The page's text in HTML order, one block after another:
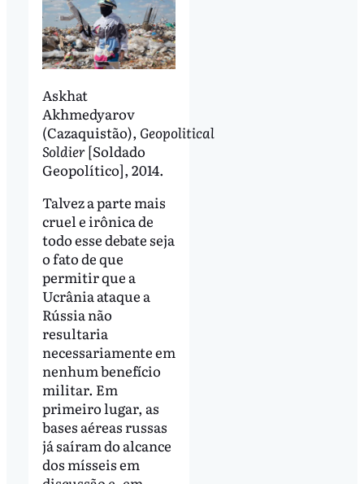
Askhat
Akhmedyarov
(Cazaquistão), Geopolitical
Soldier[Soldado
Geopolítico], 2014.
Talvez a parte mais
cruel e irônica de
todo esse debate seja
o fato de que
permitir que a
Ucrânia ataque a
Rússia não
resultaria
necessariamente em
nenhum benefício
militar. Em
primeiro lugar, as
bases aéreas russas
já saíram do alcance
dos mísseis em